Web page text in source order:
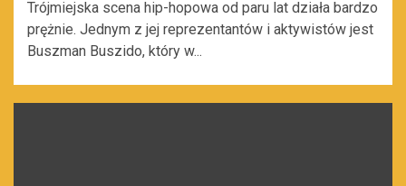
Trójmiejska scena hip-hopowa od paru lat działa bardzo
prężnie. Jednym z jej reprezentantów i aktywistów jest
Buszman Buszido, który w...